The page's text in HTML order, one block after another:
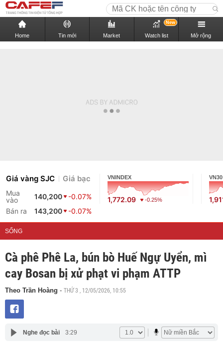
Home Tin mới Market Watch list
New
Mở rộng
Giá vàng SJC Giá bạc
Mua
vào
140,200
-0.07%
Bán ra
143,200 -0.07%
VNINDEX
1,772.09 -0.25%
VN30
SỐNG
Cà phê Phê La, bún bò Huế Ngự Uyển, mì
cay Bosan bị xử phạt vi phạm ATTP
Theo Trần Hoàng - THỨ 3 , 12/05/2026, 10:55
Nghe đọc bài 3:29